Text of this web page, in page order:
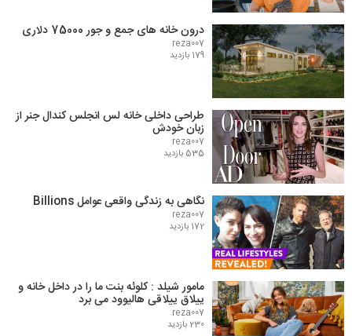
درون خانه های جمع و جور 75000 دلاری
reza007
179 بازدید
طراحی داخلی خانه لس انجلس کندال جنر از
زبان خودش
reza007
535 بازدید
نگاهی به زندگی واقعی عوامل Billions
reza007
172 بازدید
مامور شیلد : کلوئه بنت ما را در داخل خانه و
ییلاق ییلاقی هالیوود می برد
reza007
230 بازدید